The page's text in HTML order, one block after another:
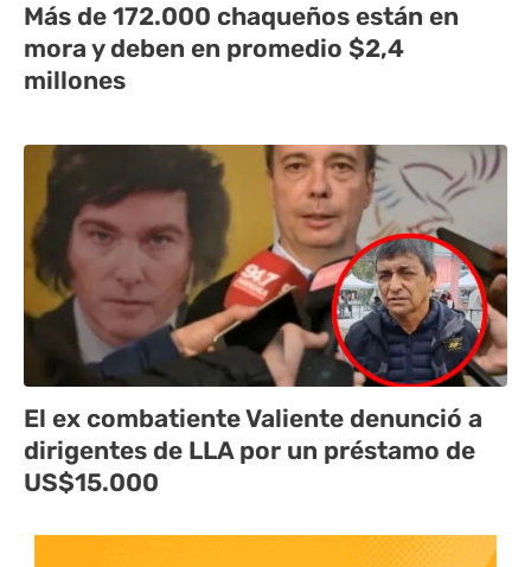
Más de 172.000 chaqueños están en
mora y deben en promedio $2,4
millones
El ex combatiente Valiente denunció a
dirigentes de LLA por un préstamo de
US$15.000